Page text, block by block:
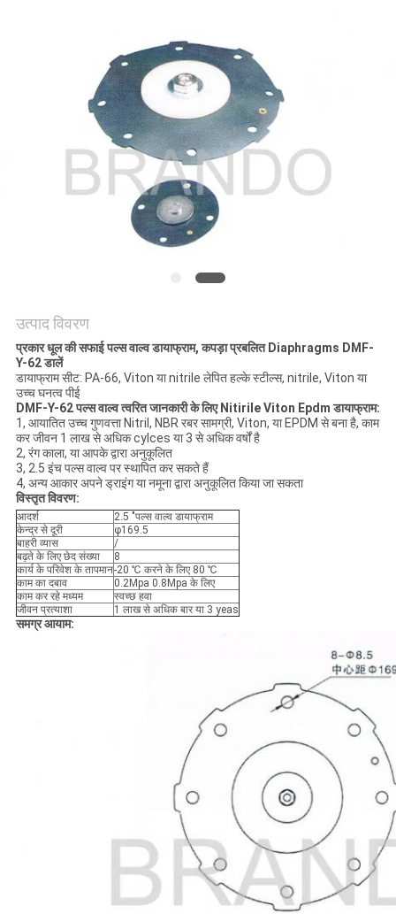
COMPANY
साइटमैप
उत्पाद विवरण
प्रकार धूल की सफाई पल्स वाल्व डायाफ्राम, कपड़ा प्रबलित Diaphragms DMF-
Y-62 डालें
डायाफ्राम सीट: PA-66, Viton या nitrile लेपित हल्के स्टील्स, nitrile, Viton या
उच्च घनत्व पीई
DMF-Y-62 पल्स वाल्व त्वरित जानकारी के लिए Nitirile Viton Epdm डायाफ्राम:
1, आयातित उच्च गुणवत्ता Nitril, NBR रबर सामग्री, Viton, या EPDM से बना है, काम
कर जीवन 1 लाख से अधिक cylces या 3 से अधिक वर्षों है
2, रंग काला, या आपके द्वारा अनुकूलित
3, 2.5 इंच पल्स वाल्व पर स्थापित कर सकते हैं
4, अन्य आकार अपने ड्राइंग या नमूना द्वारा अनुकूलित किया जा सकता
विस्तृत विवरण:
आदर्श
2.5 "पल्स वाल्व डायाफ्राम
केन्द्र से दूरी
φ169.5
बाहरी व्यास
/
बढ़ते के लिए छेद संख्या
8
कार्य के परिवेश के तापमान-20 ℃ करने के लिए 80 ℃
काम का दबाव
0.2Mpa 0.8Mpa के लिए
काम कर रहे मध्यम
स्वच्छ हवा
जीवन प्रत्याशा
1 लाख से अधिक बार या 3 yeas
समग्र आयाम: